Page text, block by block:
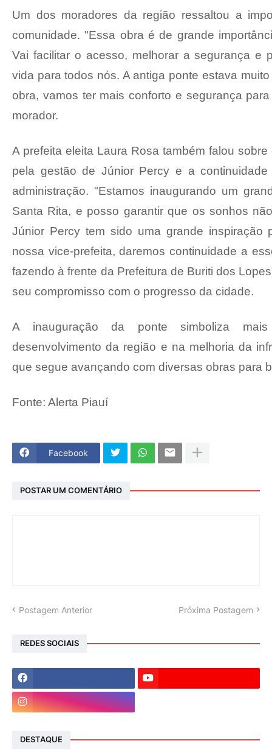
Um dos moradores da região ressaltou a
comunidade. "Essa obra é de grande
Vai facilitar o acesso, melhorar a segurança e
vida para todos nós. A antiga ponte estava
obra, vamos ter mais conforto e segurança
morador.
A prefeita eleita Laura Rosa também falou
pela gestão de Júnior Percy e a
administração. "Estamos inaugurando um
Santa Rita, e posso garantir que os sonhos
Júnior Percy tem sido uma grande inspiração
nossa vice-prefeita, daremos continuidade a
fazendo à frente da Prefeitura de Buriti dos
seu compromisso com o progresso da cidade.
A inauguração da ponte simboliza
desenvolvimento da região e na melhoria da
que segue avançando com diversas obras para
Fonte: Alerta Piauí
Facebook
POSTAR UM COMENTÁRIO
Postagem Anterior Próxima Postagem
REDES SOCIAIS
DESTAQUE